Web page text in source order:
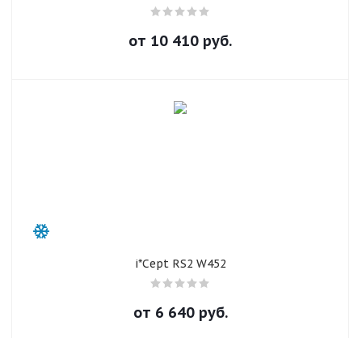
от 10 410 руб.
i*Cept RS2 W452
от 6 640руб.